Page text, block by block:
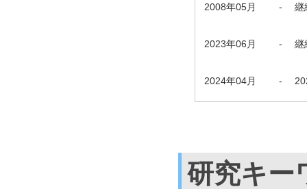
2008年05月 - 継
2023年06月 - 継
2024年04月 -
研究キー